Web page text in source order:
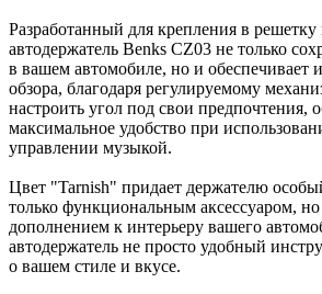
Разработанный для крепления в
автодержатель Benks CZ03 не только
в вашем автомобиле, но и обеспечивает
обзора, благодаря регулируемому
настроить угол под свои предпочтения,
максимальное удобство при
управлении музыкой.
Цвет "Tarnish" придает держателю
только функциональным аксессуаром,
дополнением к интерьеру вашего
автодержатель не просто удобный
о вашем стиле и вкусе.